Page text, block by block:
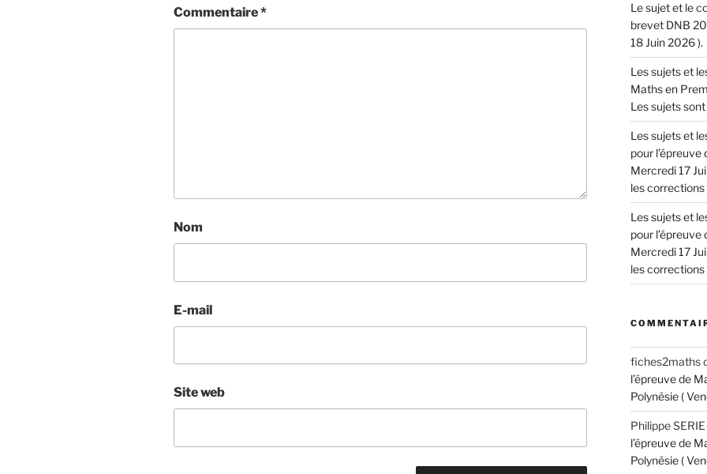
Commentaire*
Nom
E-mail
Site web
Le sujet et le
brevet DNB
18 Juin 2026 ).
Les sujets et
Maths en
Les sujets
Les sujets et
pour l’épreuve
Mercredi 17
les corrections
Les sujets et
pour
Mercredi 17
les corrections
fiches2maths
l’épreuve de
Polynésie (
Philippe SERIE
l’épreuve de
Polynésie (